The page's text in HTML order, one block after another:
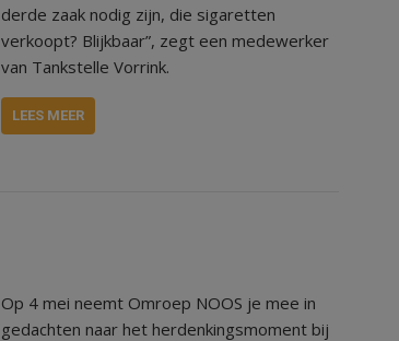
derde zaak nodig zijn, die sigaretten
verkoopt? Blijkbaar”, zegt een medewerker
van Tankstelle Vorrink.
LEES MEER
Op 4 mei neemt Omroep NOOS je mee in
gedachten naar het herdenkingsmoment bij